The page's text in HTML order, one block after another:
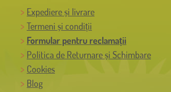
Expediere și livrare
Termeni și condiții
Formular pentru reclamații
Politica de Returnare și Schimbare
Cookies
Blog